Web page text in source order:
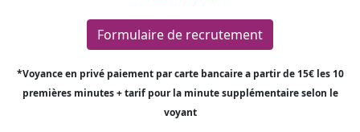
Formulaire de recrutement
*Voyance en privé paiement par carte bancaire a partir de 15€ les 10
premières minutes + tarif pour la minute supplémentaire selon le
voyant